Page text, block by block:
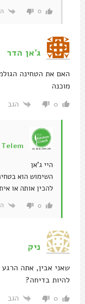
0
ג'אן הדר
האם את הטחינה
מוכנה
0 הגב
Telem
היי ג'אן
השימוש הוא
להכין אותה או
0
ניק
שאני אבין, אתה
להיות בדיחה?
0 הגב